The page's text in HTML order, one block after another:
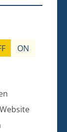
ON